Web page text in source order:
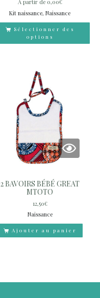
A partir de 0,00€
Kit naissance, Naissance
Sélectionner des
options
2 BAVOIRS BÉBÉ GREAT
MTOTO
12,50€
Naissance
Ajouter au panier